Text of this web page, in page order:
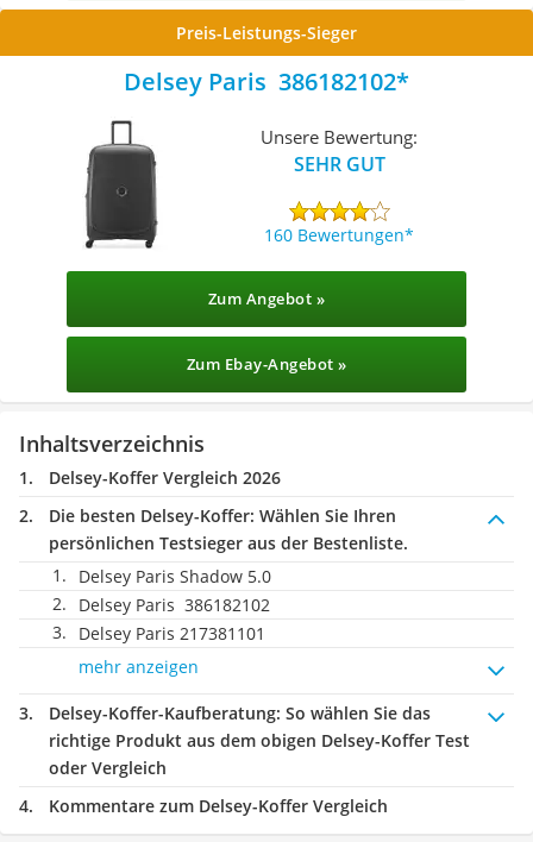
Preis-Leistungs-Sieger
Delsey Paris ‎ 386182102
Unsere Bewertung:
SEHR GUT
160 Bewertungen
Zum Angebot »
Zum Ebay-Angebot »
Inhaltsverzeichnis
Delsey-Koffer Vergleich 2026
Die besten Delsey-Koffer: Wählen Sie Ihren
persönlichen Testsieger aus der Bestenliste.
Delsey Paris Shadow 5.0
Delsey Paris ‎ 386182102
Delsey Paris 217381101
mehr anzeigen
Delsey-Koffer-Kaufberatung: So wählen Sie das
richtige Produkt aus dem obigen Delsey-Koffer Test
oder Vergleich
Kommentare zum Delsey-Koffer Vergleich